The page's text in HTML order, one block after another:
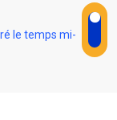
le temps mi-